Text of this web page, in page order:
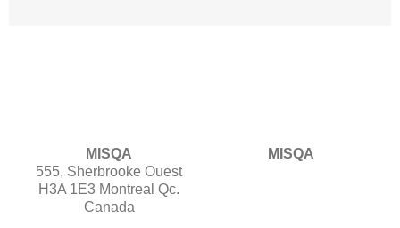
MISQA
555, Sherbrooke Ouest
H3A 1E3 Montreal Qc.
Canada
MISQA